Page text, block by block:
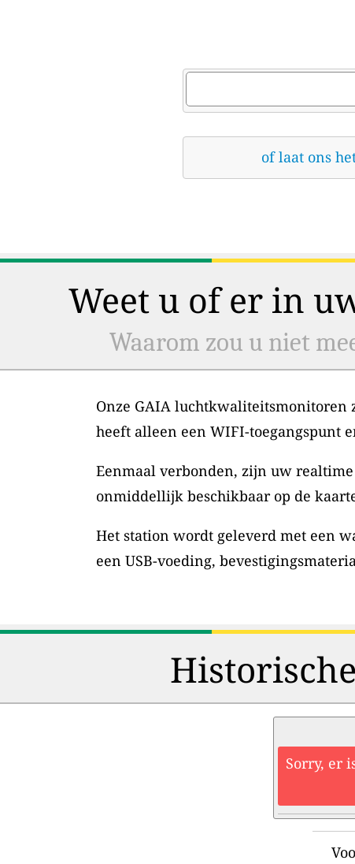
of laat ons
Weet u of er in
Waarom zou u niet
Onze GAIA
heeft alleen een WIFI-toegangspunt
Eenmaal verbonden, zijn uw
onmiddellijk beschikbaar op de
Het station wordt geleverd met een
een USB-voeding,
Sorry, er